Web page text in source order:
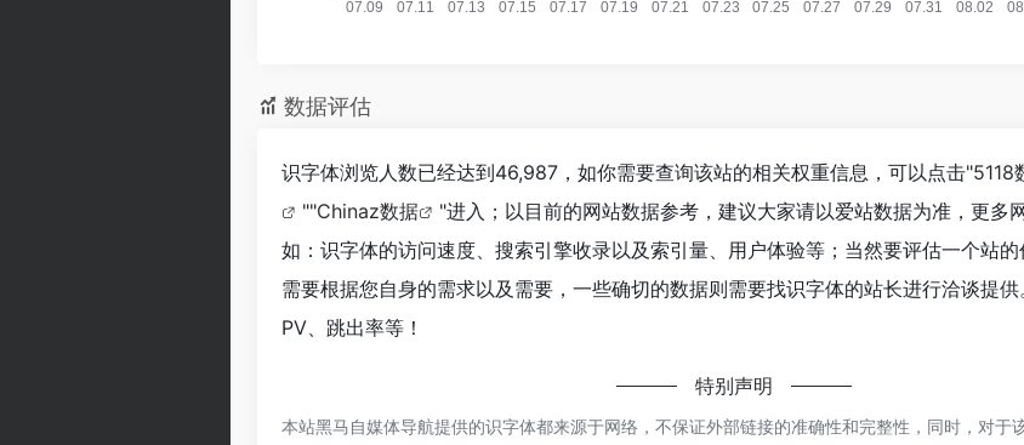
数据评估
识字体浏览人数已经达到46,987，如你需要查询该站的相关权重信息，可以点击"5118
""Chinaz数据
"进入；以目前的网站数据参考，建议大家请以爱站数据为准，更多
如：识字体的访问速度、搜索引擎收录以及索引量、用户体验等；当然要评估一个站
需要根据您自身的需求以及需要，一些确切的数据则需要找识字体的站长进行洽谈提供
PV、跳出率等！
特别声明
本站黑马自媒体导航提供的识字体都来源于网络，不保证外部链接的准确性和完整性，同时，对于